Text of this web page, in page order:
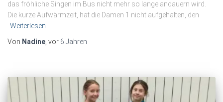
das fröhliche Singen im Bus nicht mehr so lange andauern wird.
Die kurze Aufwärmzeit, hat die Damen 1 nicht aufgehalten, den
Weiterlesen
Von Nadine, vor 6 Jahren